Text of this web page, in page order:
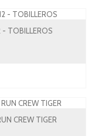
- TOBILLEROS
CREW TIGER